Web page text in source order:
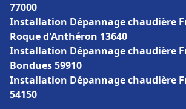
77000
Installation Dépannage chaudière
Roque d'Anthéron 13640
Installation Dépannage chaudière
Bondues 59910
Installation Dépannage chaudière
54150